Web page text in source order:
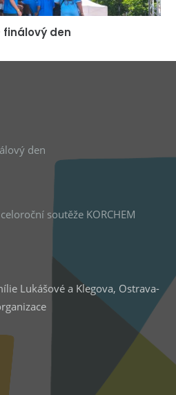
finálový den
den
soutěže KORCHEM
Lukášové a Klegova, Ostrava-